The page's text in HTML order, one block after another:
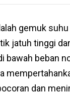
gemuk
jatuh tinggi
bawah beban
dan